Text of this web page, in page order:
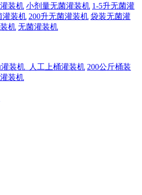
装机 小剂量无菌灌装机 1-5升无菌灌
灌装机 200升无菌灌装机 袋装无菌灌
机 无菌灌装机
装机_人工上桶灌装机 200公斤桶装
装机